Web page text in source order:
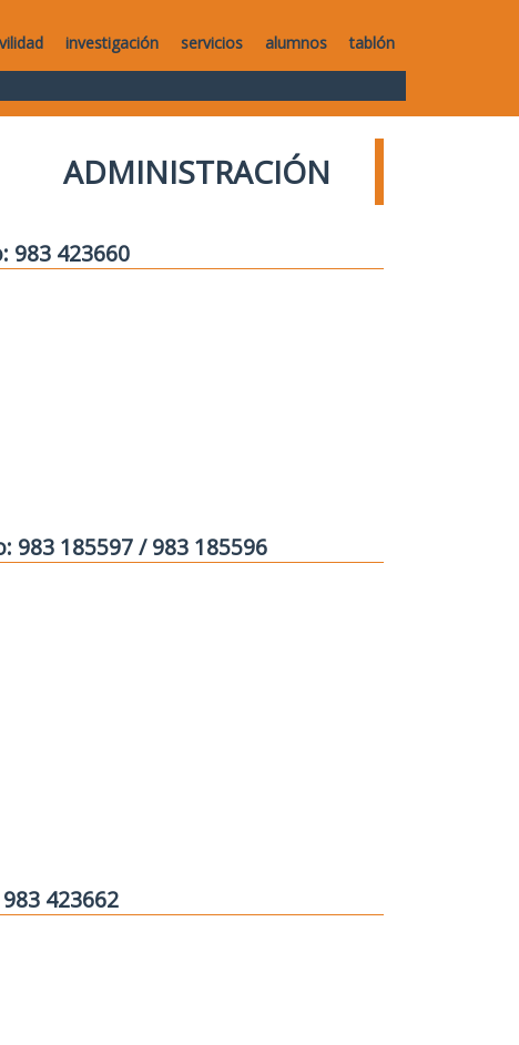
investigación servicios alumnos tablón
ADMINISTRACIÓN
983 423660
983 185597 / 983 185596
423662